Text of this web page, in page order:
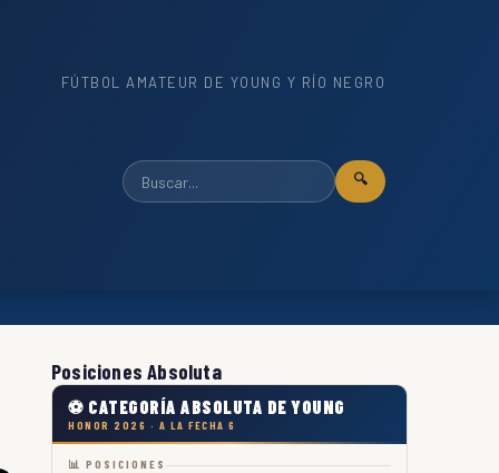
FÚTBOL AMATEUR DE YOUNG Y RÍO NEGRO
🔍
Posiciones Absoluta
⚽ CATEGORÍA ABSOLUTA DE YOUNG
HONOR 2026 · A LA FECHA 6
📊 POSICIONES